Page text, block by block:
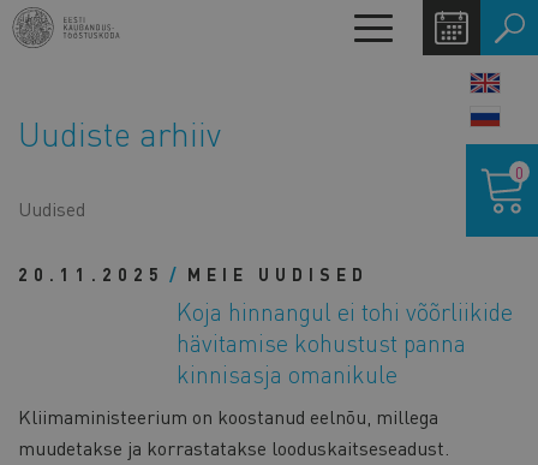
Liigu
edasi
Toggle
navigation
Uudiste arhiiv
Uudised
20.11.2025 MEIE UUDISED
Koja hinnangul ei tohi võõrliikide
hävitamise kohustust panna
kinnisasja omanikule
Kliimaministeerium on koostanud eelnõu, millega
muudetakse ja korrastatakse looduskaitseseadust.
0